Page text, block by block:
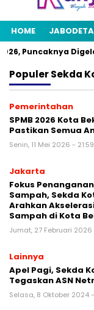
HOME
Puncaknya Digelar
PopulerSekda
Pemerintahan
SPMB 2026 Kota
Pastikan Semua
Senin, 11 Mei 2026 -
Jakarta
Fokus
Sampah, Sekda
Arahkan
Sampah di Kota
Jumat, 27 Februari 2026
Lainnya
Apel Pagi, Sekda
Tegaskan ASN
Selasa, 8 Oktober 2024 -